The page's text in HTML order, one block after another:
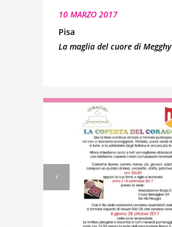
10 MARZO 2017
Pisa
La maglia del cuore di Megghy